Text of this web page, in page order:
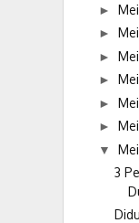
►
►
►
►
►
►
▼
3